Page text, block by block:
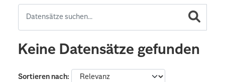
Keine Datensätze gefunden
Sortieren nach